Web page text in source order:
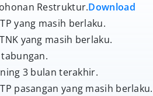
Restruktur.Download
yang masih berlaku.
yang masih berlaku.
3 bulan terakhir.
pasangan yang masih